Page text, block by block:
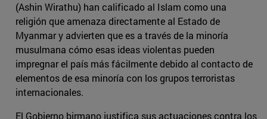
(Ashin Wirathu) han calificado al Islam como una
religión que amenaza directamente al Estado de
Myanmar y advierten que es a través de la minoría
musulmana cómo esas ideas violentas pueden
impregnar el país más fácilmente debido al contacto de
elementos de esa minoría con los grupos terroristas
internacionales.
El Gobierno birmano justifica sus actuaciones contra los